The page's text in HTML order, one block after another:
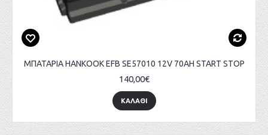
ΜΠΑΤΑΡΙΑ HANKOOK EFB SE57010 12V 70AH START STOP
140,00€
ΚΑΛΑΘΙ